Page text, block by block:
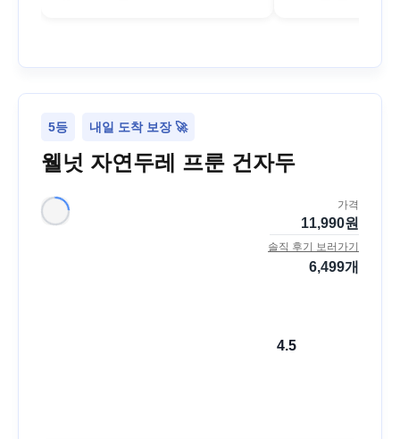
5등 내일 도착 보장 🚀
웰넛 자연두레 프룬 건자두
가격
11,990원
솔직 후기 보러가기
6,499개
4.5